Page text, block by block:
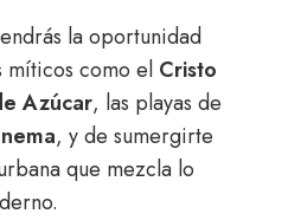
la oportunidad
como el Cristo
Azúcar, las playas de
, y de sumergirte
que mezcla lo